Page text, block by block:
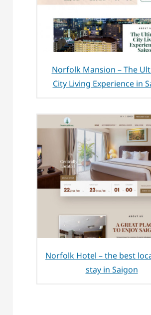
Norfolk Mansion – The
City Living Experience in
Norfolk Hotel – the best
stay in Saigon